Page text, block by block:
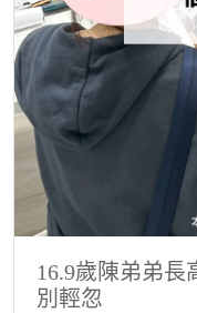
16.9歲陳弟弟長
別輕忽